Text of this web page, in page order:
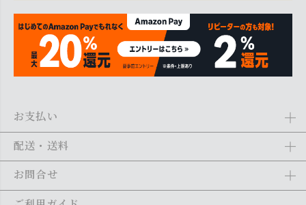
お支払い
Amazon Pay、クレジットカード、代金引換、あと払い(ペイディ)、銀
行振込がご利用になれます。詳しくはご利用ガイドをご利用くださ
い。
配送・送料
全商品送料無料
状況によって、多少前後する場合がございます。詳しくは
お問合せ
メール：shopping@monogallery.jp